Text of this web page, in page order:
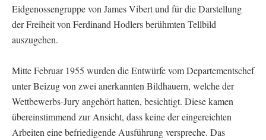
Eidgenossengruppe von James Vibert und für die Darstellung
der Freiheit von Ferdinand Hodlers berühmten Tellbild
auszugehen.
Mitte Februar 1955 wurden die Entwürfe vom Departementschef
unter Beizug von zwei anerkannten Bildhauern, welche der
Wettbewerbs-Jury angehört hatten, besichtigt. Diese kamen
übereinstimmend zur Ansicht, dass keine der eingereichten
Arbeiten eine befriedigende Ausführung verspreche. Das